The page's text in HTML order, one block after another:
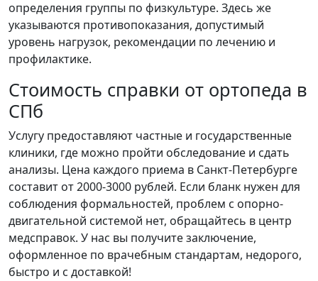
определения группы по физкультуре. Здесь же
указываются противопоказания, допустимый
уровень нагрузок, рекомендации по лечению и
профилактике.
Стоимость справки от ортопеда в
СПб
Услугу предоставляют частные и государственные
клиники, где можно пройти обследование и сдать
анализы. Цена каждого приема в Санкт-Петербурге
составит от 2000-3000 рублей. Если бланк нужен для
соблюдения формальностей, проблем с опорно-
двигательной системой нет, обращайтесь в центр
медсправок. У нас вы получите заключение,
оформленное по врачебным стандартам, недорого,
быстро и с доставкой!